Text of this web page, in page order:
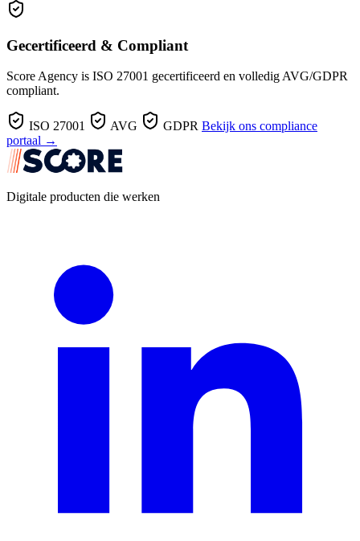
Gecertificeerd & Compliant
Score Agency is ISO 27001 gecertificeerd en volledig AVG/GDPR
compliant.
ISO 27001 AVG GDPR Bekijk ons compliance
portaal →
Digitale producten die werken